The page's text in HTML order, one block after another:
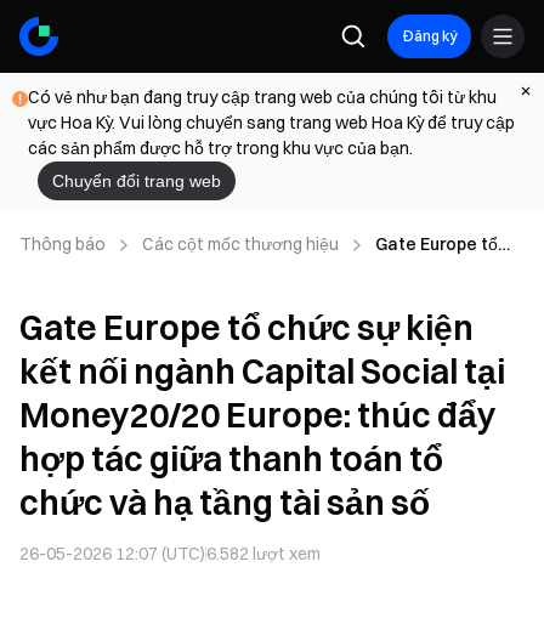
Đăng ký
Có vẻ như bạn đang truy cập trang web của chúng tôi từ khu
vực Hoa Kỳ. Vui lòng chuyển sang trang web Hoa Kỳ để truy cập
các sản phẩm được hỗ trợ trong khu vực của bạn.
Chuyển đổi trang web
Thông báo Các cột mốc thương hiệu
Gate Europe tổ
Social tại
Money20/20
Europe: thúc đẩy
hợp tác giữa
thanh toán tổ
chức và hạ tầng
tài sản số
Gate Europe tổ chức sự kiện
kết nối ngành Capital Social tại
Money20/20 Europe: thúc đẩy
hợp tác giữa thanh toán tổ
chức và hạ tầng tài sản số
26-05-2026 12:07 (UTC)6.582 lượt xem